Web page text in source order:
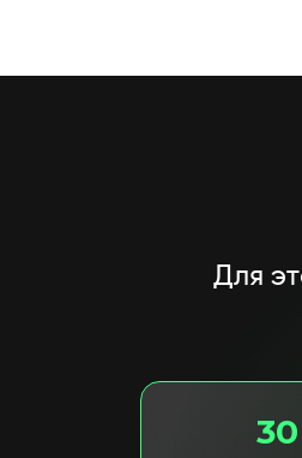
Для